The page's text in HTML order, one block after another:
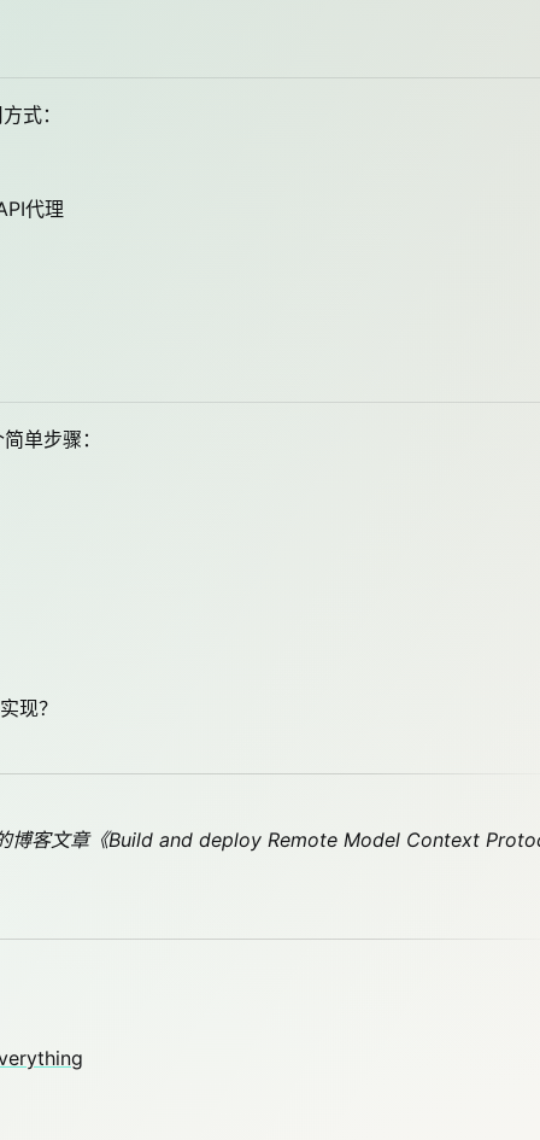
式：
代理
单步骤：
现？
博客文章《Build and deploy Remote Model Context